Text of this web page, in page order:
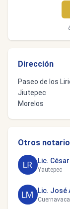
Dirección
Paseo de los
Jiutepec
Morelos
Otros
Lic.
Yautepec
Lic. José
Cuernavaca